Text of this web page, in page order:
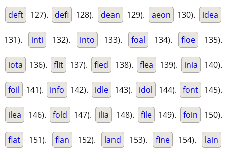
deft 127). defi 128). dean 129). aeon 130). idea
131). inti 132). into 133). foal 134). floe 135).
iota 136). flit 137). fled 138). flea 139). inia 140).
foil 141). info 142). idle 143). idol 144). font 145).
ilea 146). fold 147). ilia 148). file 149). foin 150).
flat 151). flan 152). land 153). fine 154). lain